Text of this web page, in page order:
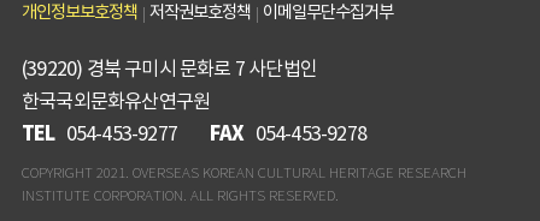
개인정보보호정책 저작권보호정책 이메일무단수집거부
(39220) 경북 구미시 문화로 7 사단법인
한국국외문화유산연구원
TEL 054-453-9277 FAX 054-453-9278
COPYRIGHT 2021. OVERSEAS KOREAN CULTURAL HERITAGE RESEARCH
INSTITUTE CORPORATION. ALL RIGHTS RESERVED.